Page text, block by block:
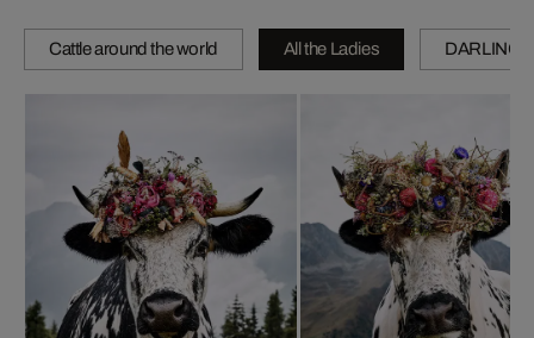
Cattle around the world All the Ladies DARLINGS